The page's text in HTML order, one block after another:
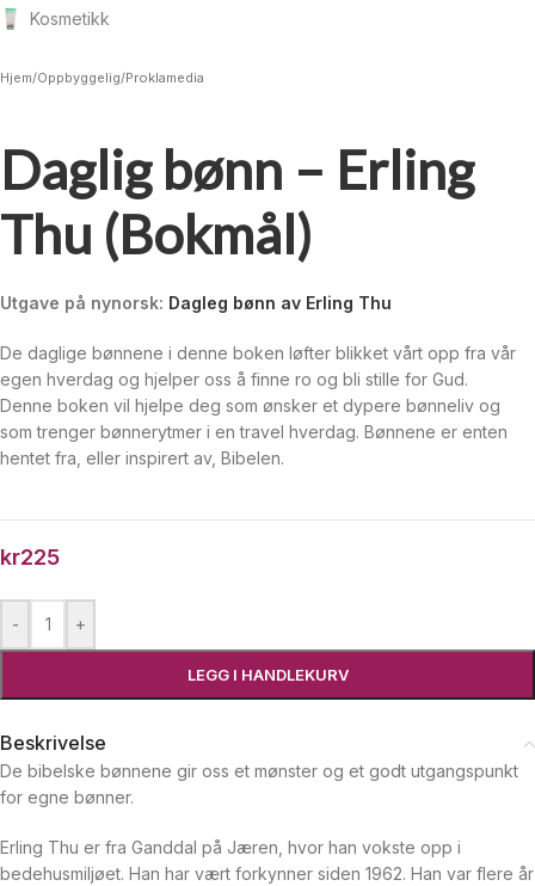
Kosmetikk
Hjem/Oppbyggelig/Proklamedia
Daglig bønn – Erling
Thu (Bokmål)
Utgave på nynorsk: Dagleg bønn av Erling Thu
De daglige bønnene i denne boken løfter blikket vårt opp fra vår
egen hverdag og hjelper oss å finne ro og bli stille for Gud.
Denne boken vil hjelpe deg som ønsker et dypere bønneliv og
som trenger bønnerytmer i en travel hverdag. Bønnene er enten
hentet fra, eller inspirert av, Bibelen.
kr225
- +
LEGG I HANDLEKURV
Beskrivelse
De bibelske bønnene gir oss et mønster og et godt utgangspunkt
for egne bønner.
Erling Thu er fra Ganddal på Jæren, hvor han vokste opp i
bedehusmiljøet. Han har vært forkynner siden 1962. Han var flere år